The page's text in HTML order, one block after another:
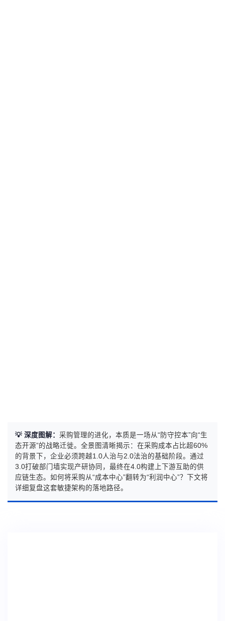
💡 深度图解： 采购管理的进化，本质是一场从“防守控本”向“生
态开源”的战略迁徙。全景图清晰揭示：在采购成本占比超60%
的背景下，企业必须跨越1.0人治与2.0法治的基础阶段。通过
3.0打破部门墙实现产研协同，最终在4.0构建上下游互助的供
应链生态。如何将采购从“成本中心”翻转为“利润中心”？下文将
详细复盘这套敏捷架构的落地路径。